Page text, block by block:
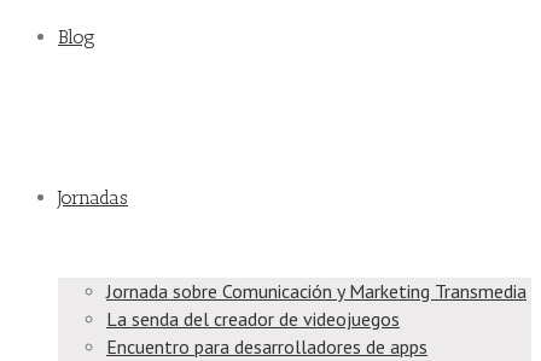
Blog
Jornadas
Jornada sobre Comunicación y Marketing Transmedia
La senda del creador de videojuegos
Encuentro para desarrolladores de apps